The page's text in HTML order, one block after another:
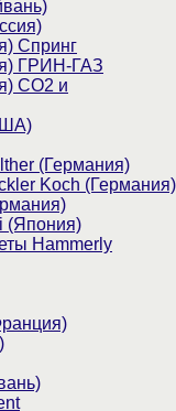
Спринг
ГРИН-ГАЗ
CO2 и
(Германия)
Koch (Германия)
(Япония)
Hammerly